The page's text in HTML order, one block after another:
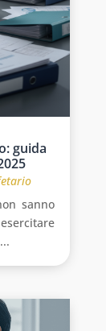
guida
sanno